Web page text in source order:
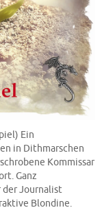
Ein
in Dithmarschen
Kommissar
Ganz
Journalist
Blondine.